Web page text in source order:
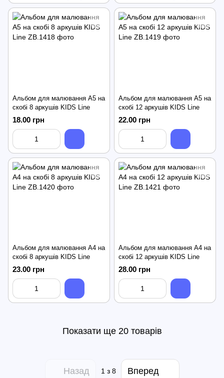
Альбом для малювання А5 на
скобі 8 аркушів KIDS Line
18.00 грн
Альбом для малювання А5 на
скобі 12 аркушів KIDS Line
22.00 грн
Альбом для малювання А4 на
скобі 8 аркушів KIDS Line
23.00 грн
Альбом для малювання А4 на
скобі 12 аркушів KIDS Line
28.00 грн
Показати ще 20 товарів
Назад 1з 8 Вперед